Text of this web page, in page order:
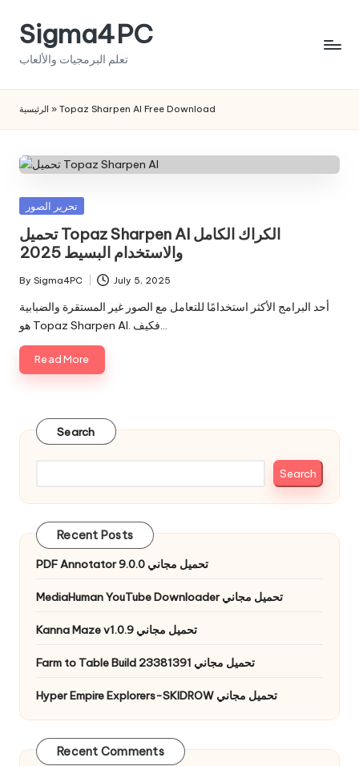
SkipSigma4PC
تعلم البرمجيات والألعاب
الرئيسية » Topaz Sharpen AI Free Download
Posted
تحرير الصور
تحميل Topaz Sharpen AI الكراك الكامل
والاستخدام البسيط 2025
Posted
by
By Sigma4PC July 5, 2025
أحد البرامج الأكثر استخدامًا للتعامل مع الصور غير المستقرة والضبابية
هو Topaz Sharpen AI. فكيف…
Read More
Search
Search
Recent Posts
PDF Annotator 9.0.0 تحميل مجاني
MediaHuman YouTube Downloader تحميل مجاني
Kanna Maze v1.0.9 تحميل مجاني
Farm to Table Build 23381391 تحميل مجاني
Hyper Empire Explorers-SKIDROW تحميل مجاني
Recent Comments